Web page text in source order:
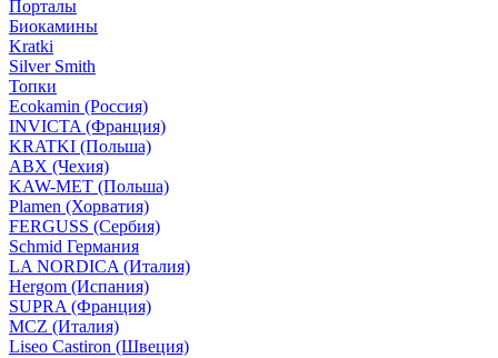
Порталы
Биокамины
Kratki
Silver Smith
Топки
Ecokamin (Россия)
INVICTA (Франция)
KRATKI (Польша)
ABX (Чехия)
KAW-MET (Польша)
Plamen (Хорватия)
FERGUSS (Сербия)
Schmid Германия
LA NORDICA (Италия)
Hergom (Испания)
SUPRA (Франция)
MCZ (Италия)
Liseo Castiron (Швеция)